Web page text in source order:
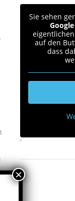
Sie sehen
auf den
dass
'